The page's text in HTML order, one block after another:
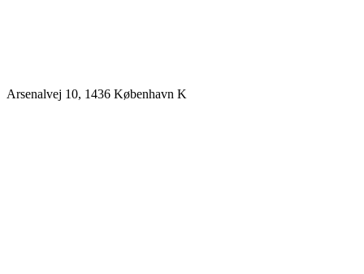
Arsenalvej 10, 1436 København K